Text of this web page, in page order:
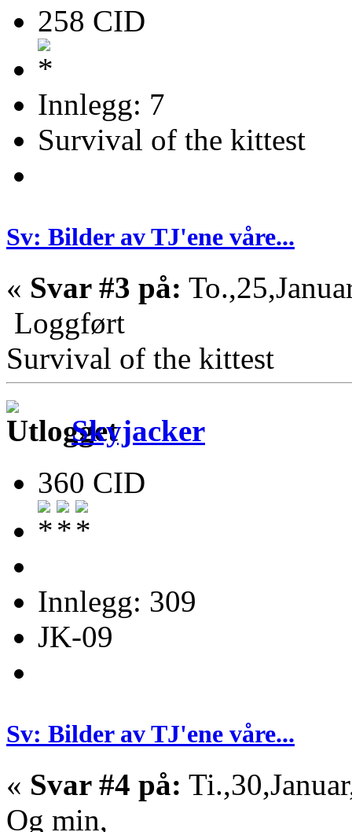
258 CID
Innlegg: 7
Survival of the kittest
Sv: Bilder av TJ'ene våre...
« Svar #3 på:
Loggført
Survival of the kittest
Skyjacker
360 CID
Innlegg: 309
JK-09
Sv: Bilder av TJ'ene våre...
« Svar #4 på:
Og min,